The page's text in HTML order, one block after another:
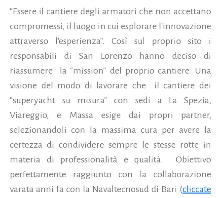
"Essere il cantiere degli armatori che non accettano
compromessi, il luogo in cui esplorare l'innovazione
attraverso l'esperienza". Così sul proprio sito i
responsabili di San Lorenzo hanno deciso di
riassumere la "mission" del proprio cantiere. Una
visione del modo di lavorare che il cantiere dei
"superyacht su misura" con sedi a La Spezia,
Viareggio, e Massa esige dai propri partner,
selezionandoli con la massima cura per avere la
certezza di condividere sempre le stesse rotte in
materia di professionalità e qualità. Obiettivo
perfettamente raggiunto con la collaborazione
varata anni fa con la Navaltecnosud di Bari (cliccate